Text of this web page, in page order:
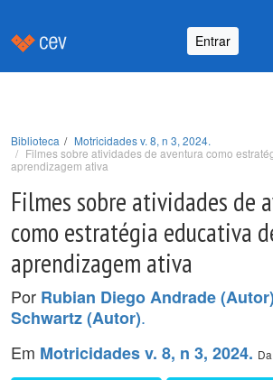
Entrar
Biblioteca
Motricidades v. 8, n 3, 2024.
Filmes sobre atividades de aventura como
aprendizagem ativa
Filmes sobre atividades de
como estratégia educativa
aprendizagem ativa
Por Rubian Diego Andrade (Autor)
Schwartz (Autor).
Em Motricidades v. 8, n 3, 2024.